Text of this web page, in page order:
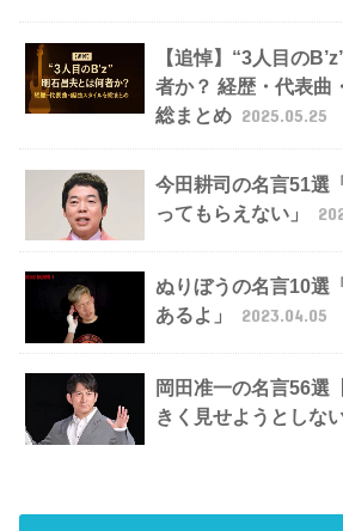
【追悼】“3人目の
者か？ 経歴・代表曲
総まとめ 2025.05.25
今田耕司の名言51選
ってもらえない」
ぬりぼうの名言10選
あるよ」
2023.04.05
岡田准一の名言56選
きく見せようとしな